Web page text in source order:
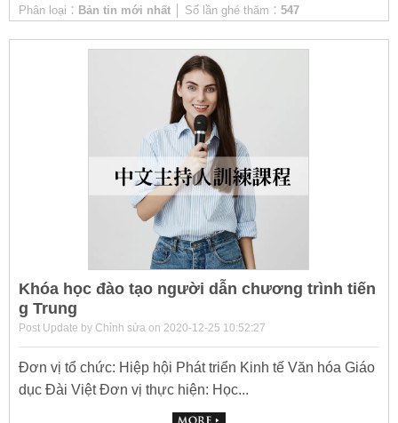
Phân loại： Bản tin mới nhất │ Số lần ghé thăm： 547
Khóa học đào tạo người dẫn chương trình tiến
g Trung
Post Update by Chỉnh sửa on 2020-12-25 10:52:27
Đơn vị tổ chức: Hiệp hội Phát triển Kinh tế Văn hóa Giáo
dục Đài Việt Đơn vị thực hiện: Học...